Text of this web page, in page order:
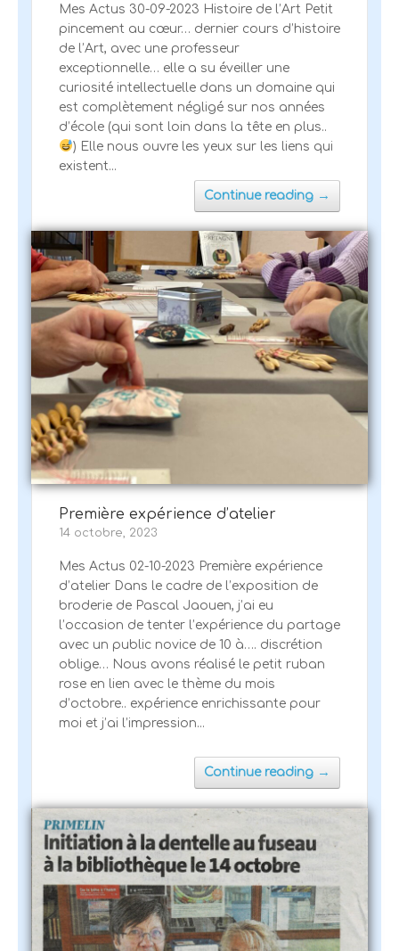
Mes Actus 30-09-2023 Histoire de l’Art Petit
pincement au cœur… dernier cours d’histoire
de l’Art, avec une professeur
exceptionnelle… elle a su éveiller une
curiosité intellectuelle dans un domaine qui
est complètement négligé sur nos années
d’école (qui sont loin dans la tête en plus..
) Elle nous ouvre les yeux sur les liens qui
existent...
Continue reading →
Première expérience d’atelier
14 octobre, 2023
Mes Actus 02-10-2023 Première expérience
d’atelier Dans le cadre de l’exposition de
broderie de Pascal Jaouen, j’ai eu
l’occasion de tenter l’expérience du partage
avec un public novice de 10 à…. discrétion
oblige… Nous avons réalisé le petit ruban
rose en lien avec le thème du mois
d’octobre.. expérience enrichissante pour
moi et j’ai l’impression...
Continue reading →